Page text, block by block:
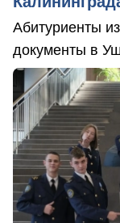
Абитуриенты
документы в